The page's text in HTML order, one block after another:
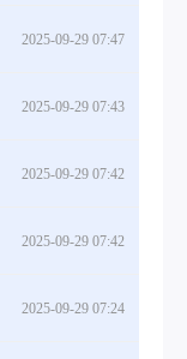
2025-09-29 07:47
2025-09-29 07:43
2025-09-29 07:42
2025-09-29 07:42
2025-09-29 07:24